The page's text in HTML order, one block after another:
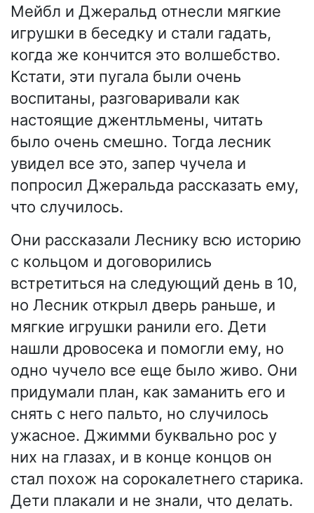
Мейбл и Джеральд отнесли мягкие
игрушки в беседку и стали гадать,
когда же кончится это волшебство.
Кстати, эти пугала были очень
воспитаны, разговаривали как
настоящие джентльмены, читать
было очень смешно. Тогда лесник
увидел все это, запер чучела и
попросил Джеральда рассказать ему,
что случилось.
Они рассказали Леснику всю историю
с кольцом и договорились
встретиться на следующий день в 10,
но Лесник открыл дверь раньше, и
мягкие игрушки ранили его. Дети
нашли дровосека и помогли ему, но
одно чучело все еще было живо. Они
придумали план, как заманить его и
снять с него пальто, но случилось
ужасное. Джимми буквально рос у
них на глазах, и в конце концов он
стал похож на сорокалетнего старика.
Дети плакали и не знали, что делать.